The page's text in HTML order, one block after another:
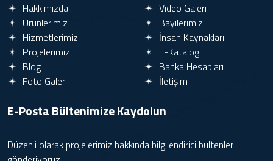
Hakkımızda
Ürünlerimiz
Hizmetlerimiz
Projelerimiz
Blog
Foto Galeri
Video Galeri
Bayilerimiz
İnsan Kaynakları
E-Katalog
Banka Hesapları
İletişim
E-Posta BültenimizeKaydolun
Düzenli olarak projelerimiz hakkında bilgilendirici bültenler